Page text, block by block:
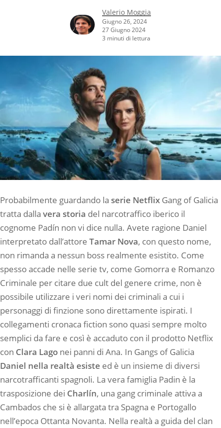
Valerio Moggia
Giugno 26, 2024
27 Giugno 2024
3 minuti di lettura
Probabilmente guardando la serie Netflix Gang of Galicia
tratta dalla vera storia del narcotraffico iberico il
cognome Padín non vi dice nulla. Avete ragione Daniel
interpretato dall’attore Tamar Nova, con questo nome,
non rimanda a nessun boss realmente esistito. Come
spesso accade nelle serie tv, come Gomorra e Romanzo
Criminale per citare due cult del genere crime, non è
possibile utilizzare i veri nomi dei criminali a cui i
personaggi di finzione sono direttamente ispirati. I
collegamenti cronaca fiction sono quasi sempre molto
semplici da fare e così è accaduto con il prodotto Netflix
con Clara Lago nei panni di Ana. In Gangs of Galicia
Daniel nella realtà esiste ed è un insieme di diversi
narcotrafficanti spagnoli. La vera famiglia Padin è la
trasposizione dei Charlín, una gang criminale attiva a
Cambados che si è allargata tra Spagna e Portogallo
nell’epoca Ottanta Novanta. Nella realtà a guida del clan